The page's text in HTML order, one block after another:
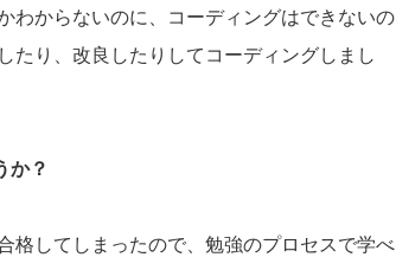
わからないのに、コーディングはできないの
たり、改良したりしてコーディングしまし
か？
格してしまったので、勉強のプロセスで学べ